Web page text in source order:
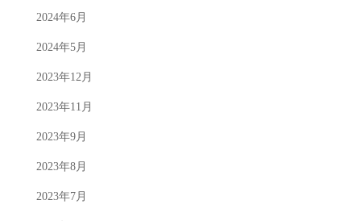
2024年6月
2024年5月
2023年12月
2023年11月
2023年9月
2023年8月
2023年7月